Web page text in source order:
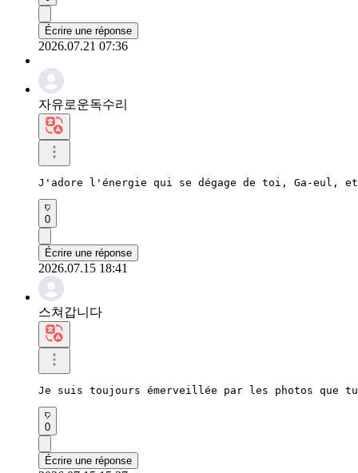
Écrire une réponse
2026.07.21 07:36
자유로운독수리
J'adore l'énergie qui se dégage de toi, Ga-eul,
0
Écrire une réponse
2026.07.15 18:41
스쳐갑니다
Je suis toujours émerveillée par les photos que
0
Écrire une réponse